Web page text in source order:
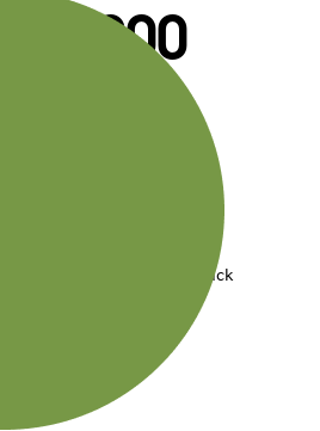
000
Fortune 100 utilisent Slack